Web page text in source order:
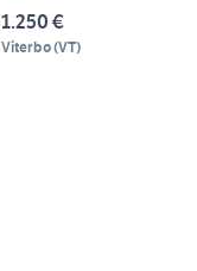
1.250 €
Viterbo(VT)